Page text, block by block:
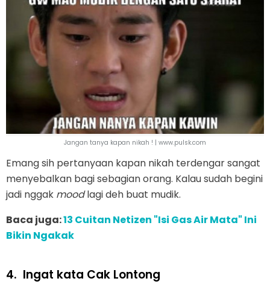
Jangan tanya kapan nikah ! | www.pulsk.com
Emang sih pertanyaan kapan nikah terdengar sangat
menyebalkan bagi sebagian orang. Kalau sudah begini
jadi nggak moodlagi deh buat mudik.
Baca juga:13 Cuitan Netizen "Isi Gas Air Mata" Ini
Bikin Ngakak
4. Ingat kata Cak Lontong